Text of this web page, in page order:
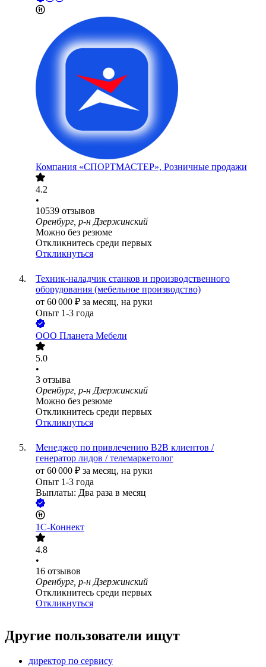
Компания «СПОРТМАСТЕР», Розничные продажи
4.2
•
10539 отзывов
Оренбург, р-н Дзержинский
Можно без резюме
Откликнитесь среди первых
Откликнуться
Техник-наладчик станков и производственного
оборудования (мебельное производство)
от 60 000 ₽ за месяц, на руки
Опыт 1-3 года
ООО Планета Мебели
5.0
•
3 отзыва
Оренбург, р-н Дзержинский
Можно без резюме
Откликнитесь среди первых
Откликнуться
Менеджер по привлечению B2B клиентов /
генератор лидов / телемаркетолог
от 60 000 ₽ за месяц, на руки
Опыт 1-3 года
Выплаты: Два раза в месяц
1С-Коннект
4.8
•
16 отзывов
Оренбург, р-н Дзержинский
Откликнитесь среди первых
Откликнуться
Другие пользователи ищут
директор по сервису